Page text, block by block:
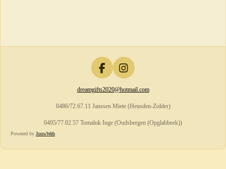
F
a
c
b
o
I
n
s
a
g
m
dreamgifts2020@hotmail.com
0486/72.67.11 Janssen Miete (Heusden-Zolder)
0495/77.02.57 Tomaluk Inge (Oudsbergen (Opglabbeek))
Powered by JouwWeb